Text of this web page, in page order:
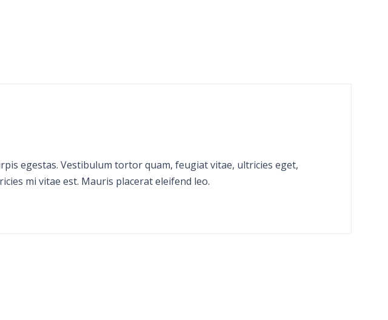
egestas. Vestibulum tortor quam, feugiat vitae, ultricies eget,
mi vitae est. Mauris placerat eleifend leo.